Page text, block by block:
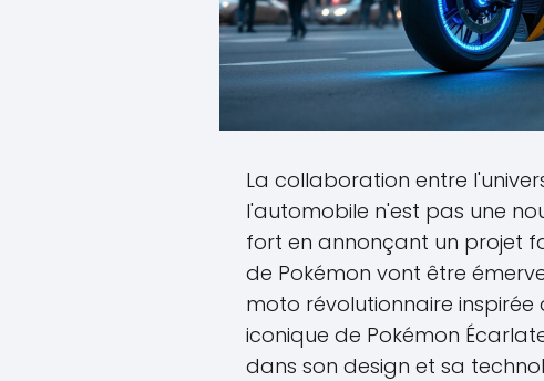
La collaboration entre
l'automobile n'est pas une
fort en annonçant un projet
de Pokémon vont être
moto révolutionnaire
iconique de Pokémon
dans son design et sa